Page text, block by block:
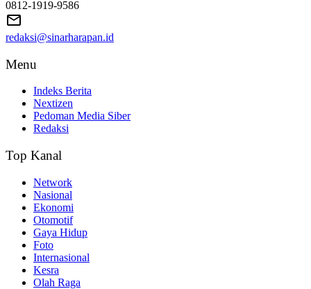
0812-1919-9586
redaksi@sinarharapan.id
Menu
Indeks Berita
Nextizen
Pedoman Media Siber
Redaksi
Top Kanal
Network
Nasional
Ekonomi
Otomotif
Gaya Hidup
Foto
Internasional
Kesra
Olah Raga